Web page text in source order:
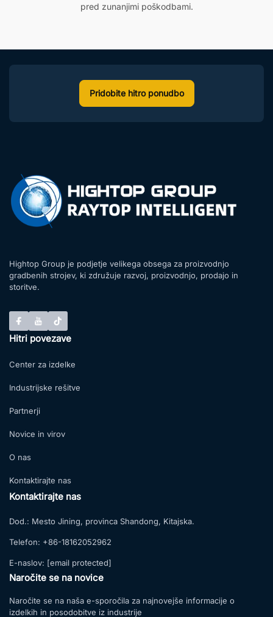
pred zunanjimi poškodbami.
Pridobite hitro ponudbo
Hightop Group je podjetje velikega obsega za proizvodnjo
gradbenih strojev, ki združuje razvoj, proizvodnjo, prodajo in
storitve.
Hitri povezave
Center za izdelke
Industrijske rešitve
Partnerji
Novice in virov
O nas
Kontaktirajte nas
Kontaktirajte nas
Dod.: Mesto Jining, provinca Shandong, Kitajska.
Telefon: +86-18162052962
E-naslov: [email protected]
Naročite se na novice
Naročite se na naša e-sporočila za najnovejše informacije o
izdelkih in posodobitve iz industrije